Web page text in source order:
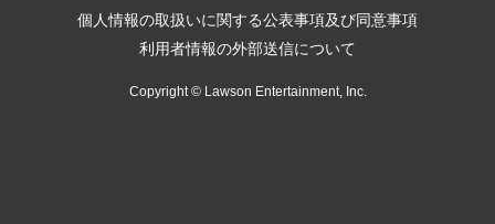
個人情報の取扱いに関する公表事項及び同意事項
利用者情報の外部送信について
Copyright © Lawson Entertainment, Inc.